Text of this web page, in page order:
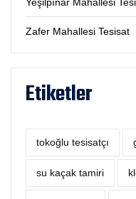
Zafer Mahallesi Tesisat
Etiketler
tokoğlu tesisatçı
su kaçak tamiri